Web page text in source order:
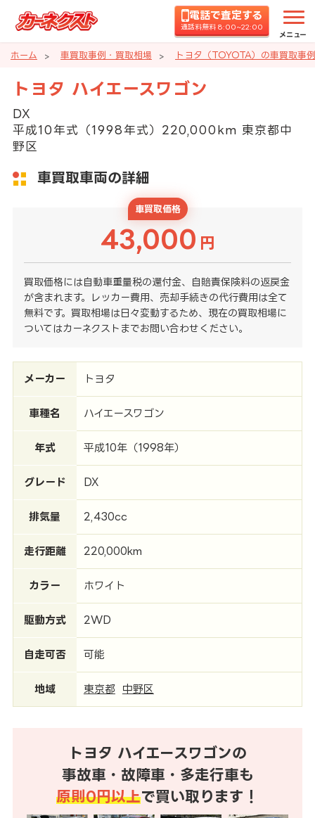
電話で査定する
通話料無料 8:00~22:00
メニュー
ホーム 車買取事例・買取相場 トヨタ（TOYOTA）の車買取事
トヨタ ハイエースワゴン
DX
平成10年式（1998年式）220,000km 東京都中
野区
車買取車両の詳細
車買取価格
43,000 円
買取価格には自動車重量税の還付金、自賠責保険料の返戻金
が含まれます。レッカー費用、売却手続きの代行費用は全て
無料です。買取相場は日々変動するため、現在の買取相場に
ついてはカーネクストまでお問い合わせください。
メーカー トヨタ
車種名 ハイエースワゴン
年式 平成10年（1998年）
グレード DX
排気量 2,430cc
走行距離 220,000km
カラー ホワイト
駆動方式 2WD
自走可否 可能
地域 東京都 中野区
トヨタ ハイエースワゴンの
事故車・故障車・多走行車も
原則0円以上で買い取ります！